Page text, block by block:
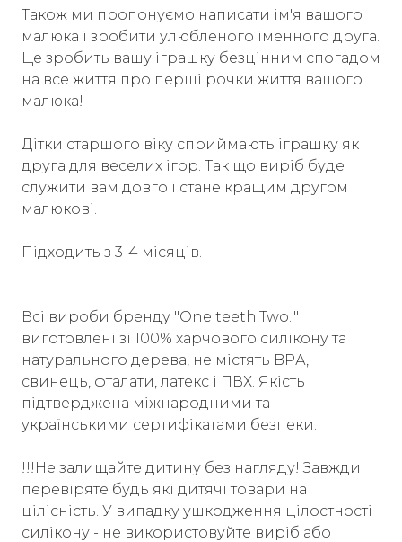
Також ми пропонуємо написати ім'я вашого
малюка і зробити улюбленого іменного друга.
Це зробить вашу іграшку безцінним спогадом
на все життя про перші рочки життя вашого
малюка!
Дітки старшого віку сприймають іграшку як
друга для веселих ігор. Так що виріб буде
служити вам довго і стане кращим другом
малюкові.
Підходить з 3-4 місяців.
Всі вироби бренду "One teeth.Two.."
виготовлені зі 100% харчового силікону та
натурального дерева, не містять BPА,
свинець, фталати, латекс і ПВХ. Якість
підтверджена міжнародними та
українськими сертифікатами безпеки.
!!!Не залищайте дитину без нагляду! Завжди
перевіряте будь які дитячі товари на
цілісність. У випадку ушкодження цілостності
силікону - не використовуйте виріб або